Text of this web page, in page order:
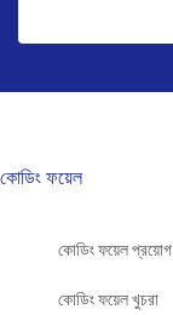
কোডিং ফয়েল
কোডিং ফয়েল প্রয়োগ
কোডিং ফয়েল খুচরা